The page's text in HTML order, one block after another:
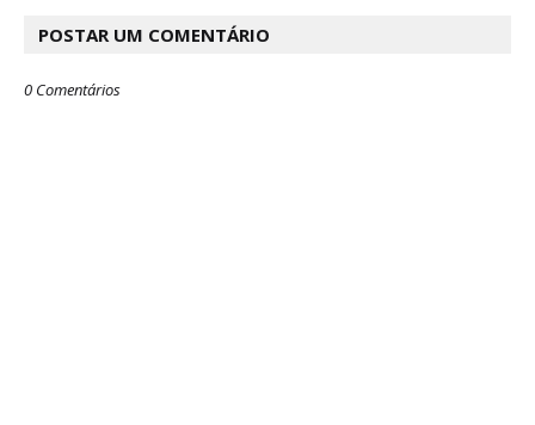
POSTAR UM COMENTÁRIO
0 Comentários